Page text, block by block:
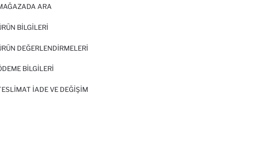
ARA
BILGILERI
DEĞERLENDİRMELERİ
BİLGİLERİ
İADE VE DEĞIŞIM